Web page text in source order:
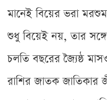
মানেই বিয়ের ভরা
শুধু বিয়েই নয়, তার
চলতি বছরের জ্যৈষ্ঠ
রাশির জাতক জাতিকার